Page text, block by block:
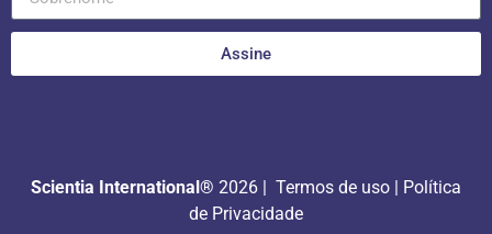
Assine
Scientia International® 2026 | Termos de uso
Política
de Privacidade